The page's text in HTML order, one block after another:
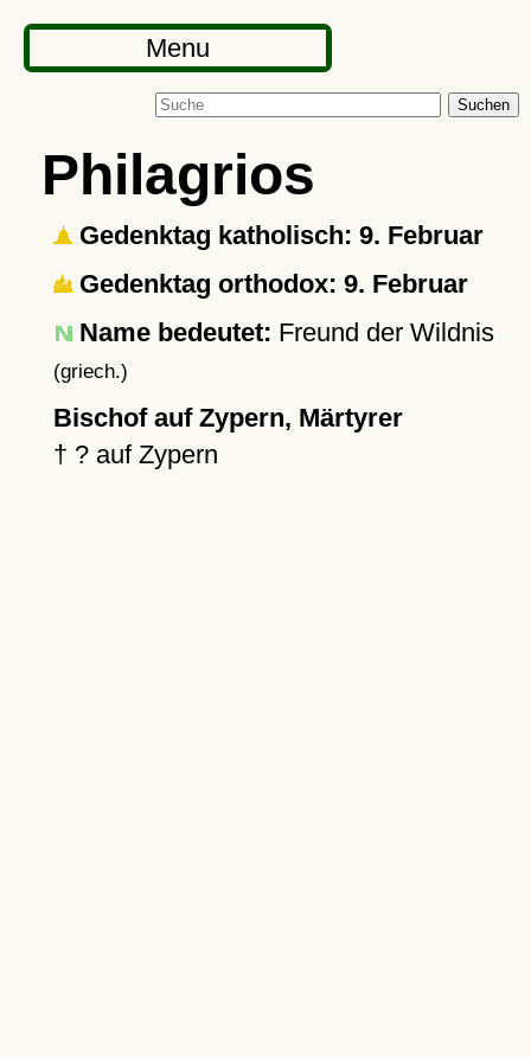
Menu
Suchen
Philagrios
Gedenktag katholisch: 9. Februar
Gedenktag orthodox: 9. Februar
Name bedeutet: Freund der Wildnis
(griech.)
Bischof auf Zypern, Märtyrer
† ?auf Zypern